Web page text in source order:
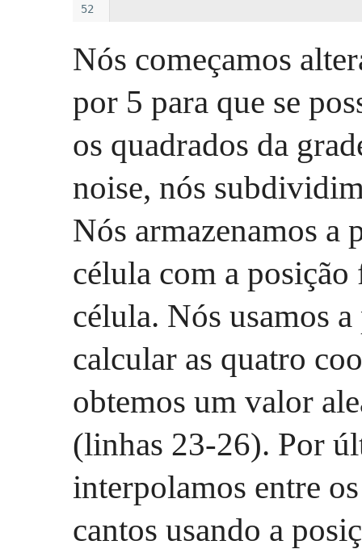
52
Nós começamos
por 5 para que se
os quadrados da
noise, nós
Nós armazenamos a
célula com a
célula. Nós usamos
calcular as quatro
obtemos um valor
(linhas 23-26). Por
interpolamos entre
cantos usando a